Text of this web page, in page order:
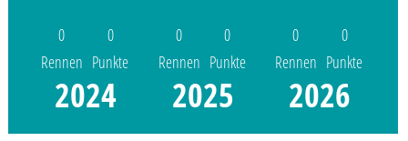
0
Rennen
0
Punkte
2024
0
Rennen
0
Punkte
2025
0
Rennen
0
Punkte
2026